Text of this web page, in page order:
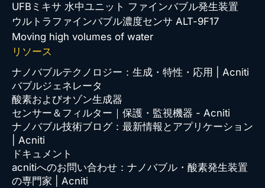
UFBミキサ 水中ユニット ファインバブル発生装置
ウルトラファインバブル濃度センサ ALT-9F17
Moving high volumes of water
リソース
ナノバブルテクノロジー：生成・特性・応用 | Acniti
バブルジェネレータ
酸素およびオゾン生成器
センサー＆フィルター｜保護・監視機器 - Acniti
ナノバブル技術ブログ：最新情報とアプリケーション
| Acniti
ドキュメント
acnitiへのお問い合わせ：ナノバブル・酸素発生装置
の専門家 | Acniti